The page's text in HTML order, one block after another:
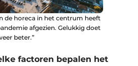
de horeca in het centrum heeft
afgezien. Gelukkig doet
beter.”
factoren bepalen het